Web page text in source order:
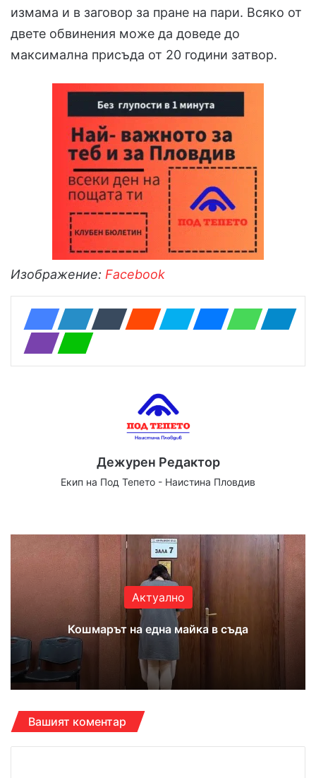
измама и в заговор за пране на пари. Всяко от
двете обвинения може да доведе до
максимална присъда от 20 години затвор.
Изображение: Facebook
Дежурен Редактор
Екип на Под Тепето - Наистина Пловдив
Актуално
Кошмарът на една майка в съда
Вашият коментар